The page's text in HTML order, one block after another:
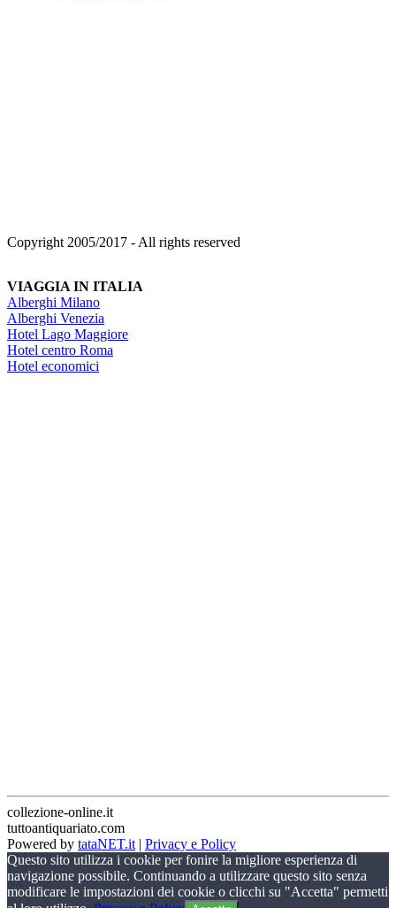
Copyright 2005/2017 - All rights reserved
VIAGGIA IN ITALIA
Alberghi Milano
Alberghi Venezia
Hotel Lago Maggiore
Hotel centro Roma
Hotel economici
collezione-online.it
tuttoantiquariato.com
Powered by tataNET.it | Privacy e Policy
Questo sito utilizza i cookie per fonire la migliore esperienza di
navigazione possibile. Continuando a utilizzare questo sito senza
modificare le impostazioni dei cookie o clicchi su "Accetta" permetti